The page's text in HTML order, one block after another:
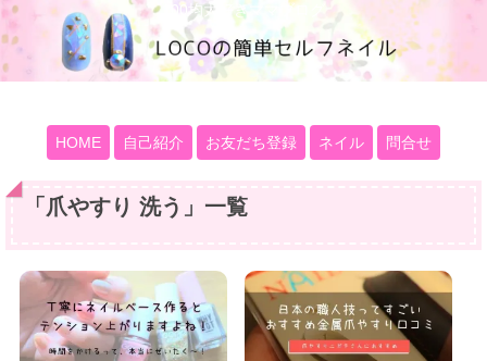
100均大好きママブログ
HOME 自己紹介 お友だち登録 ネイル 問合せ
「 爪やすり 洗う 」 一覧